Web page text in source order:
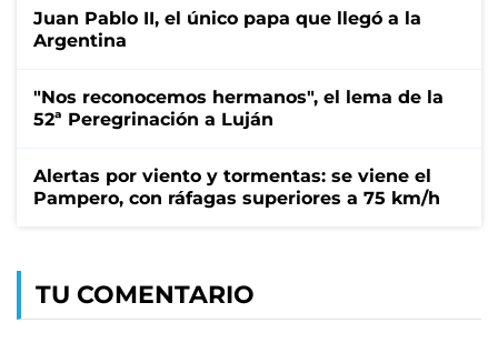
Juan Pablo II, el único papa que llegó a la
Argentina
"Nos reconocemos hermanos", el lema de la
52ª Peregrinación a Luján
Alertas por viento y tormentas: se viene el
Pampero, con ráfagas superiores a 75 km/h
TU COMENTARIO